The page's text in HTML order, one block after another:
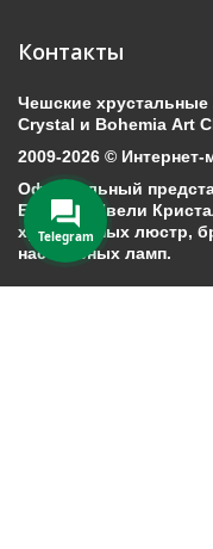
Контакты
Чешские
Crystal и Bohemia Art
2009-2026 ©
Официальный
Богемия Ивели
хрустальных люстр,
настольных ламп.
Telegram